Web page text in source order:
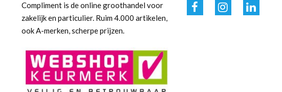
Compliment is de online groothandel voor
zakelijk en particulier. Ruim 4.000 artikelen,
ook A-merken, scherpe prijzen.